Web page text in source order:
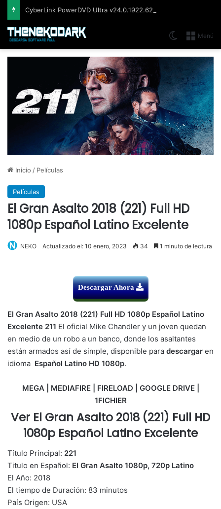
Menú
Switch skin
Inicio / Películas
Películas
El Gran Asalto 2018 (221) Full HD
1080p Español Latino Excelente
NEKO Actualizado el: 10 enero, 2023 34 1 minuto de lectura
Descargar Ahora
El Gran Asalto 2018 (221) Full HD 1080p Español Latino
Excelente 211 El oficial Mike Chandler y un joven quedan
en medio de un robo a un banco, donde los asaltantes
están armados así de simple, disponible para descargar en
idioma Español Latino HD 1080p.
MEGA | MEDIAFIRE | FIRELOAD | GOOGLE DRIVE |
1FICHIER
Ver El Gran Asalto 2018 (221) Full HD
1080p Español Latino Excelente
Título Principal: 221
Titulo en Español: El Gran Asalto 1080p, 720p Latino
El Año: 2018
El tiempo de Duración: 83 minutos
País Origen: USA